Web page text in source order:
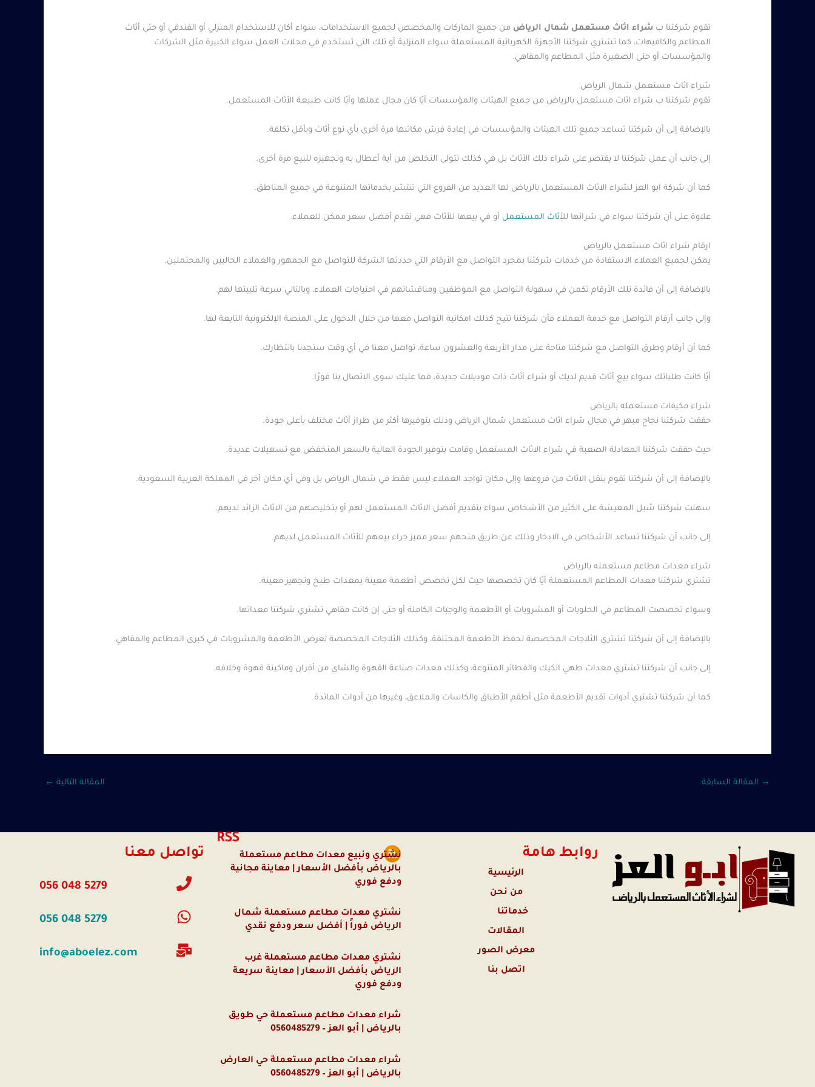
تقوم شركتنا ب شراء اثاث مستعمل شمال الرياضمن جميع الماركات والمخصص لجميع الاستخدامات، سواء أكان للاستخدام المنزلي أو الفندقي أو حتى أثاث
المطاعم والكافيهات، كما تشتري شركتنا الأجهزة الكهربائية المستعملة سواء المنزلية أو تلك التي تستخدم في محلات العمل سواء الكبيرة مثل الشركات
والمؤسسات أو حتى الصغيرة مثل المطاعم والمقاهي.
شراء اثاث مستعمل شمال الرياض
تقوم شركتنا ب شراء اثاث مستعمل بالرياض من جميع الهيئات والمؤسسات أيًا كان مجال عملها وأيًا كانت طبيعة الأثاث المستعمل.
بالإضافة إلى أن شركتنا تساعد جميع تلك الهيئات والمؤسسات في إعادة فرش مكاتبها مرة أخرى بأي نوع أثاث وبأقل تكلفة.
إلى جانب أن عمل شركتنا لا يقتصر على شراء ذلك الأثاث بل هي كذلك تتولى التخلص من أية أعطال به وتجهيزه للبيع مرة أخرى.
كما أن شركة ابو العز لشراء الاثاث المستعمل بالرياض لها العديد من الفروع التي تنتشر بخدماتها المتنوعة في جميع المناطق.
علاوة على أن شركتنا سواء في شرائها للأثاث المستعمل أو في بيعها للأثاث فهي تقدم أفضل سعر ممكن للعملاء.
ارقام شراء اثاث مستعمل بالرياض
يمكن لجميع العملاء الاستفادة من خدمات شركتنا بمجرد التواصل مع الأرقام التي حددتها الشركة للتواصل مع الجمهور والعملاء الحاليين والمحتملين.
بالإضافة إلى أن فائدة تلك الأرقام تكمن في سهولة التواصل مع الموظفين ومناقشاتهم في احتياجات العملاء، وبالتالي سرعة تلبيتها لهم.
وإلى جانب أرقام التواصل مع خدمة العملاء فأن شركتنا تتيح كذلك امكانية التواصل معها من خلال الدخول على المنصة الإلكترونية التابعة لها.
كما أن أرقام وطرق التواصل مع شركتنا متاحة على مدار الأربعة والعشرون ساعة، تواصل معنا في أي وقت ستجدنا بانتظارك.
أيًا كانت طلباتك سواء بيع أثاث قديم لديك أو شراء أثاث ذات موديلات جديدة، فما عليك سوى الاتصال بنا فورًا.
شراء مكيفات مستعمله بالرياض
حققت شركتنا نجاح مبهر في مجال شراء اثاث مستعمل شمال الرياض وذلك بتوفيرها أكثر من طراز أثاث مختلف بأعلى جودة.
حيث حققت شركتنا المعادلة الصعبة في شراء الاثاث المستعمل وقامت بتوفير الجودة العالية بالسعر المنخفض مع تسهيلات عديدة.
بالإضافة إلى أن شركتنا تقوم بنقل الاثاث من فروعها وإلى مكان تواجد العملاء ليس فقط في شمال الرياض بل وفي أي مكان أخر في المملكة العربية السعودية.
سهلت شركتنا سُبل المعيشة على الكثير من الأشخاص سواء بتقديم أفضل الاثاث المستعمل لهم أو بتخليصهم من الاثاث الزائد لديهم.
إلى جانب أن شركتنا تساعد الأشخاص في الادخار وذلك عن طريق منحهم سعر مميز جراء بيعهم للأثاث المستعمل لديهم.
شراء معدات مطاعم مستعمله بالرياض
تشتري شركتنا معدات المطاعم المستعملة أيًا كان تخصصها حيث لكل تخصص أطعمة معينة بمعدات طبخ وتجهيز معينة.
وسواء تخصصت المطاعم في الحلويات أو المشروبات أو الأطعمة والوجبات الكاملة أو حتى إن كانت مقاهي تشتري شركتنا معداتها.
بالإضافة إلى أن شركتنا تشتري الثلاجات المخصصة لحفظ الأطعمة المختلفة، وكذلك الثلاجات المخصصة لعرض الأطعمة والمشروبات في كبرى المطاعم والمقاهي.
إلى جانب أن شركتنا تشتري معدات طهي الكيك والفطائر المتنوعة، وكذلك معدات صناعة القهوة والشاي من أفران وماكينة قهوة وخلافه.
كما أن شركتنا تشتري أدوات تقديم الأطعمة مثل أطقم الأطباق والكاسات والملاعق، وغيرها من أدوات المائدة.
→ المقالة السابقة المقالة التالية ←
روابط هامة
الرئيسية
من نحن
خدماتنا
المقالات
معرض الصور
اتصل بنا
RSS
نشتري ونبيع معدات مطاعم مستعملة
بالرياض بأفضل الأسعار | معاينة مجانية
ودفع فوري
نشتري معدات مطاعم مستعملة شمال
الرياض فوراً | أفضل سعر ودفع نقدي
نشتري معدات مطاعم مستعملة غرب
الرياض بأفضل الأسعار | معاينة سريعة
ودفع فوري
شراء معدات مطاعم مستعملة حي طويق
بالرياض | أبو العز – 0560485279
شراء معدات مطاعم مستعملة حي العارض
بالرياض | أبو العز – 0560485279
تواصل معنا
056 048 5279
056 048 5279
info@aboelez.com